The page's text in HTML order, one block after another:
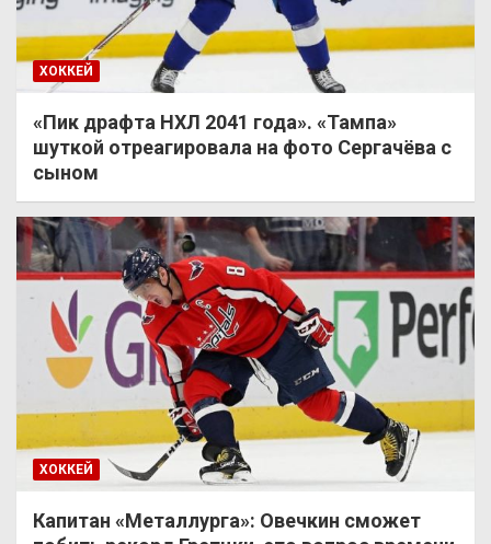
ХОККЕЙ
«Пик драфта НХЛ 2041 года». «Тампа»
шуткой отреагировала на фото Сергачёва с
сыном
ХОККЕЙ
Капитан «Металлурга»: Овечкин сможет